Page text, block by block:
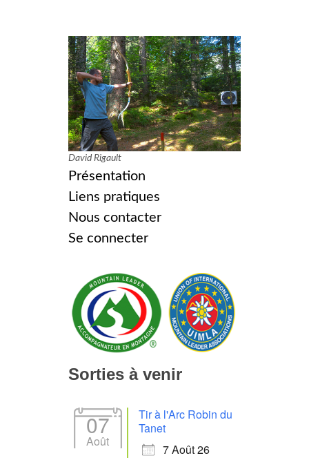
David Rigault
Présentation
Liens pratiques
Nous contacter
Se connecter
Sorties à venir
07
Août
Tir à l'Arc Robin du
Tanet
7 Août 26